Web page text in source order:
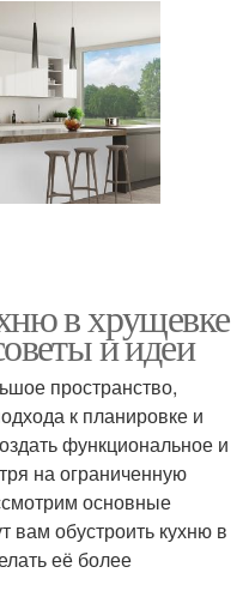
в хрущевке
и идеи
пространство,
к планировке и
функциональное и
на ограниченную
основные
вам обустроить кухню в
её более